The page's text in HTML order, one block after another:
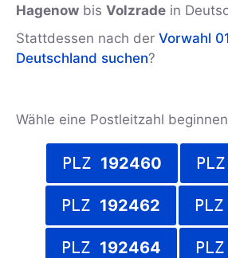
Hagenow bis Volzrade in
Stattdessen nach der Vorwahl
Deutschland suchen?
Wähle eine Postleitzahl
PLZ 192460 PLZ
PLZ 192462 PLZ
PLZ 192464 PLZ